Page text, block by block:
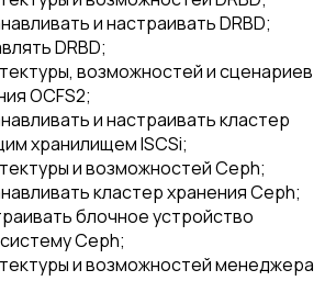
и настраивать DRBD;
DRBD;
возможностей и сценариев
OCFS2;
и настраивать кластер
хранилищем ISCSi;
и возможностей Ceph;
кластер хранения Ceph;
блочное устройство
Ceph;
и возможностей менеджера